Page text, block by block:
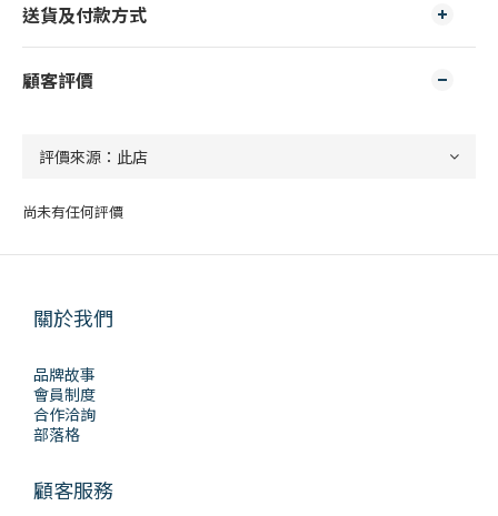
送貨及付款方式
顧客評價
尚未有任何評價
關於我們
品牌故事
會員制度
合作洽詢
部落格
顧客服務